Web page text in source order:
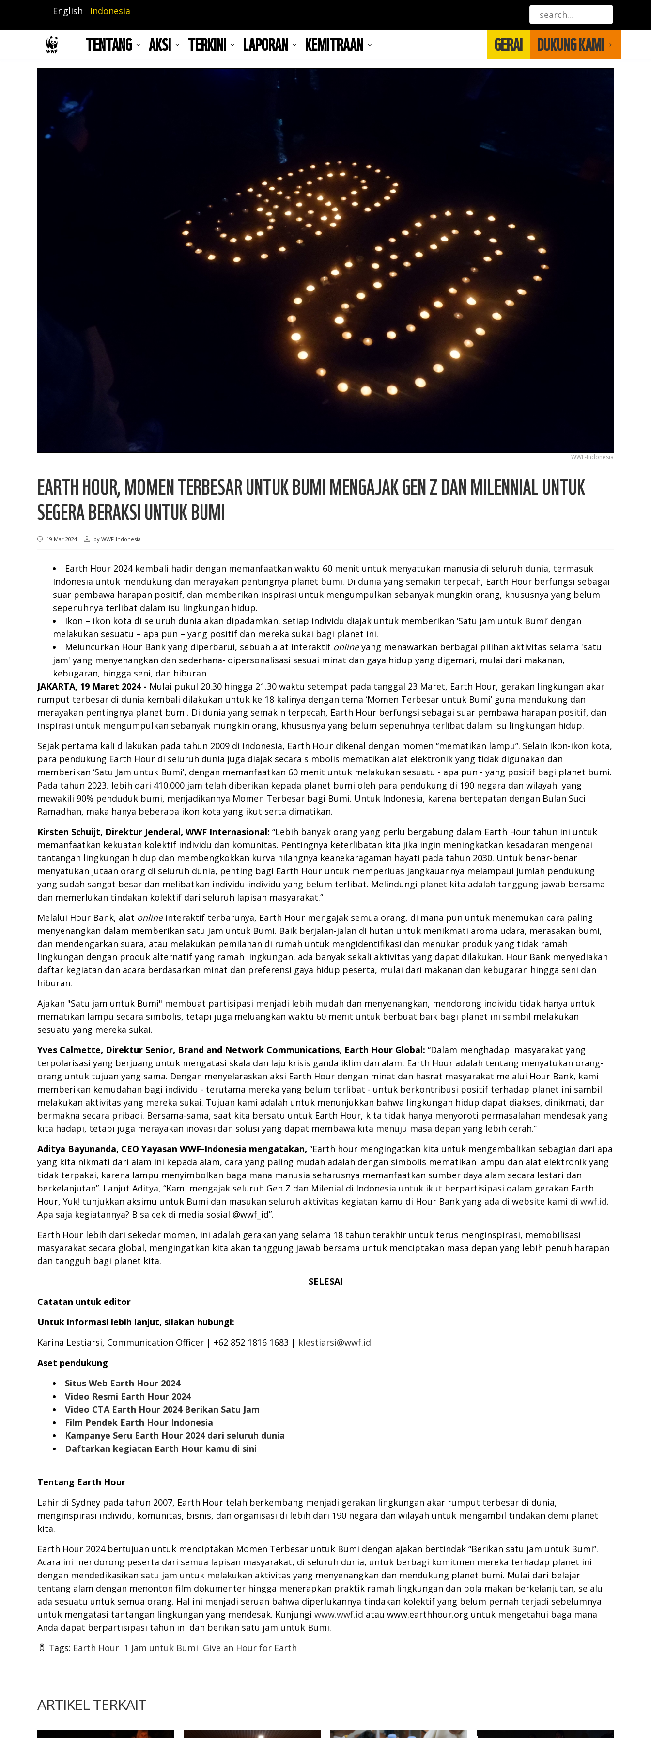
isi
English Indonesia
TENTANG AKSI TERKINI LAPORAN KEMITRAAN GERAI DUKUNG KAMI
WWF-Indonesia
EARTH HOUR, MOMEN TERBESAR UNTUK BUMI MENGAJAK GEN Z DAN MILENNIAL UNTUK
SEGERA BERAKSI UNTUK BUMI
19 Mar 2024 by WWF-Indonesia
Earth Hour 2024 kembali hadir dengan memanfaatkan waktu 60 menit untuk menyatukan manusia di seluruh dunia, termasuk
Indonesia untuk mendukung dan merayakan pentingnya planet bumi. Di dunia yang semakin terpecah, Earth Hour berfungsi sebagai
suar pembawa harapan positif, dan memberikan inspirasi untuk mengumpulkan sebanyak mungkin orang, khususnya yang belum
sepenuhnya terlibat dalam isu lingkungan hidup.
Ikon – ikon kota di seluruh dunia akan dipadamkan, setiap individu diajak untuk memberikan ‘Satu jam untuk Bumi’ dengan
melakukan sesuatu – apa pun – yang positif dan mereka sukai bagi planet ini.
Meluncurkan Hour Bank yang diperbarui, sebuah alat interaktif onlineyang menawarkan berbagai pilihan aktivitas selama 'satu
jam' yang menyenangkan dan sederhana- dipersonalisasi sesuai minat dan gaya hidup yang digemari, mulai dari makanan,
kebugaran, hingga seni, dan hiburan.
JAKARTA, 19 Maret 2024 - Mulai pukul 20.30 hingga 21.30 waktu setempat pada tanggal 23 Maret, Earth Hour, gerakan lingkungan akar
rumput terbesar di dunia kembali dilakukan untuk ke 18 kalinya dengan tema ‘Momen Terbesar untuk Bumi’ guna mendukung dan
merayakan pentingnya planet bumi. Di dunia yang semakin terpecah, Earth Hour berfungsi sebagai suar pembawa harapan positif, dan
inspirasi untuk mengumpulkan sebanyak mungkin orang, khususnya yang belum sepenuhnya terlibat dalam isu lingkungan hidup.
Sejak pertama kali dilakukan pada tahun 2009 di Indonesia, Earth Hour dikenal dengan momen “mematikan lampu”. Selain Ikon-ikon kota,
para pendukung Earth Hour di seluruh dunia juga diajak secara simbolis mematikan alat elektronik yang tidak digunakan dan
memberikan ‘Satu Jam untuk Bumi’, dengan memanfaatkan 60 menit untuk melakukan sesuatu - apa pun - yang positif bagi planet bumi.
Pada tahun 2023, lebih dari 410.000 jam telah diberikan kepada planet bumi oleh para pendukung di 190 negara dan wilayah, yang
mewakili 90% penduduk bumi, menjadikannya Momen Terbesar bagi Bumi. Untuk Indonesia, karena bertepatan dengan Bulan Suci
Ramadhan, maka hanya beberapa ikon kota yang ikut serta dimatikan.
Kirsten Schuijt, Direktur Jenderal, WWF Internasional: “Lebih banyak orang yang perlu bergabung dalam Earth Hour tahun ini untuk
memanfaatkan kekuatan kolektif individu dan komunitas. Pentingnya keterlibatan kita jika ingin meningkatkan kesadaran mengenai
tantangan lingkungan hidup dan membengkokkan kurva hilangnya keanekaragaman hayati pada tahun 2030. Untuk benar-benar
menyatukan jutaan orang di seluruh dunia, penting bagi Earth Hour untuk memperluas jangkauannya melampaui jumlah pendukung
yang sudah sangat besar dan melibatkan individu-individu yang belum terlibat. Melindungi planet kita adalah tanggung jawab bersama
dan memerlukan tindakan kolektif dari seluruh lapisan masyarakat.”
Melalui Hour Bank, alat onlineinteraktif terbarunya, Earth Hour mengajak semua orang, di mana pun untuk menemukan cara paling
menyenangkan dalam memberikan satu jam untuk Bumi. Baik berjalan-jalan di hutan untuk menikmati aroma udara, merasakan bumi,
dan mendengarkan suara, atau melakukan pemilahan di rumah untuk mengidentifikasi dan menukar produk yang tidak ramah
lingkungan dengan produk alternatif yang ramah lingkungan, ada banyak sekali aktivitas yang dapat dilakukan. Hour Bank menyediakan
daftar kegiatan dan acara berdasarkan minat dan preferensi gaya hidup peserta, mulai dari makanan dan kebugaran hingga seni dan
hiburan.
Ajakan "Satu jam untuk Bumi" membuat partisipasi menjadi lebih mudah dan menyenangkan, mendorong individu tidak hanya untuk
mematikan lampu secara simbolis, tetapi juga meluangkan waktu 60 menit untuk berbuat baik bagi planet ini sambil melakukan
sesuatu yang mereka sukai.
Yves Calmette, Direktur Senior, Brand and Network Communications, Earth Hour Global: “Dalam menghadapi masyarakat yang
terpolarisasi yang berjuang untuk mengatasi skala dan laju krisis ganda iklim dan alam, Earth Hour adalah tentang menyatukan orang-
orang untuk tujuan yang sama. Dengan menyelaraskan aksi Earth Hour dengan minat dan hasrat masyarakat melalui Hour Bank, kami
memberikan kemudahan bagi individu - terutama mereka yang belum terlibat - untuk berkontribusi positif terhadap planet ini sambil
melakukan aktivitas yang mereka sukai. Tujuan kami adalah untuk menunjukkan bahwa lingkungan hidup dapat diakses, dinikmati, dan
bermakna secara pribadi. Bersama-sama, saat kita bersatu untuk Earth Hour, kita tidak hanya menyoroti permasalahan mendesak yang
kita hadapi, tetapi juga merayakan inovasi dan solusi yang dapat membawa kita menuju masa depan yang lebih cerah.”
Aditya Bayunanda, CEO Yayasan WWF-Indonesia mengatakan, “Earth hour mengingatkan kita untuk mengembalikan sebagian dari apa
yang kita nikmati dari alam ini kepada alam, cara yang paling mudah adalah dengan simbolis mematikan lampu dan alat elektronik yang
tidak terpakai, karena lampu menyimbolkan bagaimana manusia seharusnya memanfaatkan sumber daya alam secara lestari dan
berkelanjutan”. Lanjut Aditya, “Kami mengajak seluruh Gen Z dan Milenial di Indonesia untuk ikut berpartisipasi dalam gerakan Earth
Hour, Yuk! tunjukkan aksimu untuk Bumi dan masukan seluruh aktivitas kegiatan kamu di Hour Bank yang ada di website kami di wwf.id.
Apa saja kegiatannya? Bisa cek di media sosial @wwf_id”.
Earth Hour lebih dari sekedar momen, ini adalah gerakan yang selama 18 tahun terakhir untuk terus menginspirasi, memobilisasi
masyarakat secara global, mengingatkan kita akan tanggung jawab bersama untuk menciptakan masa depan yang lebih penuh harapan
dan tangguh bagi planet kita.
SELESAI
Catatan untuk editor
Untuk informasi lebih lanjut, silakan hubungi:
Karina Lestiarsi, Communication Officer | +62 852 1816 1683 | klestiarsi@wwf.id
Aset pendukung
Situs Web Earth Hour 2024
Video Resmi Earth Hour 2024
Video CTA Earth Hour 2024 Berikan Satu Jam
Film Pendek Earth Hour Indonesia
Kampanye Seru Earth Hour 2024 dari seluruh dunia
Daftarkan kegiatan Earth Hour kamu di sini
Tentang Earth Hour
Lahir di Sydney pada tahun 2007, Earth Hour telah berkembang menjadi gerakan lingkungan akar rumput terbesar di dunia,
menginspirasi individu, komunitas, bisnis, dan organisasi di lebih dari 190 negara dan wilayah untuk mengambil tindakan demi planet
kita.
Earth Hour 2024 bertujuan untuk menciptakan Momen Terbesar untuk Bumi dengan ajakan bertindak “Berikan satu jam untuk Bumi”.
Acara ini mendorong peserta dari semua lapisan masyarakat, di seluruh dunia, untuk berbagi komitmen mereka terhadap planet ini
dengan mendedikasikan satu jam untuk melakukan aktivitas yang menyenangkan dan mendukung planet bumi. Mulai dari belajar
tentang alam dengan menonton film dokumenter hingga menerapkan praktik ramah lingkungan dan pola makan berkelanjutan, selalu
ada sesuatu untuk semua orang. Hal ini menjadi seruan bahwa diperlukannya tindakan kolektif yang belum pernah terjadi sebelumnya
untuk mengatasi tantangan lingkungan yang mendesak. Kunjungi www.wwf.id atau www.earthhour.org untuk mengetahui bagaimana
Anda dapat berpartisipasi tahun ini dan berikan satu jam untuk Bumi.
Tags: Earth Hour 1 Jam untuk Bumi Give an Hour for Earth
ARTIKEL TERKAIT